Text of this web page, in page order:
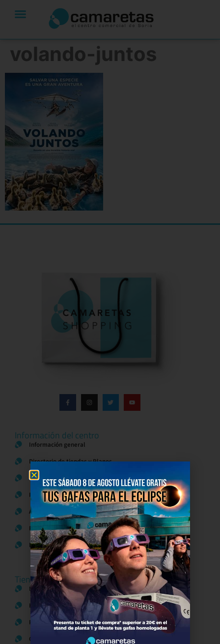
volando-juntos
Información del centro
Información general
Directorio de tiendas y Planos
Contacto
Política de Privacidad
Aviso Legal
Política de Cookies
Bases legales Concursos y Promociones
Tiendas
Moda
Hogar y Alimentación
Regalos y Complementos
Ocio y Restauración